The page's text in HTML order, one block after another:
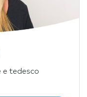
e tedesco